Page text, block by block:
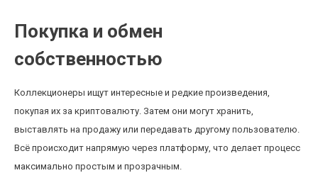
Покупка и обмен
собственностью
Коллекционеры ищут интересные и редкие произведения,
покупая их за криптовалюту. Затем они могут хранить,
выставлять на продажу или передавать другому пользователю.
Всё происходит напрямую через платформу, что делает процесс
максимально простым и прозрачным.